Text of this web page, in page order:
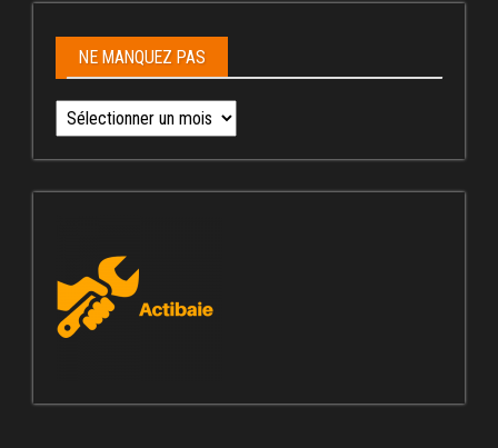
NE MANQUEZ PAS
Ne